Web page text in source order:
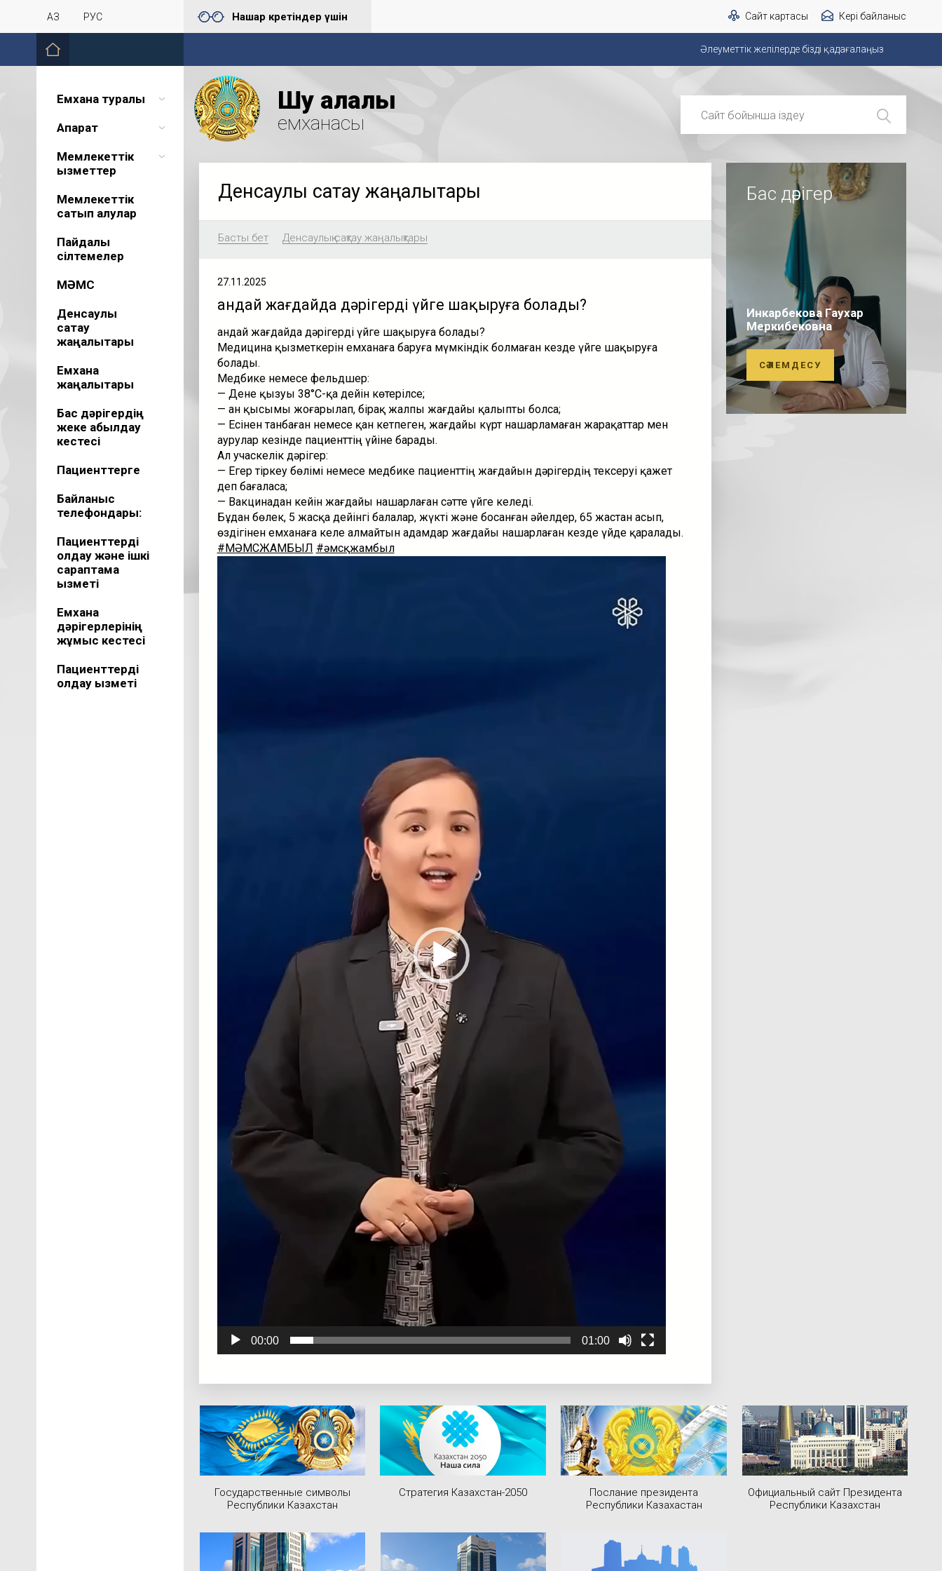
ҚАЗ РУС Нашар көретіндер үшін Сайт картасы Кері байланыс
Әлеуметтік желілерде бізді қадағалаңыз
Емхана туралы
Ақпарат
Мемлекеттік
қызметтер
Мемлекеттік
сатып алулар
Пайдалы
сілтемелер
МӘМС
Денсаулық
сақтау
жаңалықтары
Емхана
жаңалықтары
Бас дәрігердің
жеке қабылдау
кестесі
Пациенттерге
Байланыс
телефондары:
Пациенттерді
қолдау және ішкі
сараптама
қызметі
Емхана
дәрігерлерінің
жұмыс кестесі
Пациенттерді
қолдау қызметі
Шу қалалық
емханасы
Денсаулық сақтау жаңалықтары
Басты бет Денсаулық сақтау жаңалықтары
27.11.2025
Қандай жағдайда дәрігерді үйге шақыруға болады?
Қандай жағдайда дәрігерді үйге шақыруға болады?
Медицина қызметкерін емханаға баруға мүмкіндік болмаған кезде үйге шақыруға
болады.
Медбике немесе фельдшер:
— Дене қызуы 38°С-қа дейін көтерілсе;
— Қан қысымы жоғарылап, бірақ жалпы жағдайы қалыпты болса;
— Есінен танбаған немесе қан кетпеген, жағдайы күрт нашарламаған жарақаттар мен
аурулар кезінде пациенттің үйіне барады.
Ал учаскелік дәрігер:
— Егер тіркеу бөлімі немесе медбике пациенттің жағдайын дәрігердің тексеруі қажет
деп бағаласа;
— Вакцинадан кейін жағдайы нашарлаған сәтте үйге келеді.
Бұдан бөлек, 5 жасқа дейінгі балалар, жүкті және босанған әйелдер, 65 жастан асып,
өздігінен емханаға келе алмайтын адамдар жағдайы нашарлаған кезде үйде қаралады.
#МӘМСЖАМБЫЛ #әмсқжамбыл
00:00 01:00
Бас дәрігер
Инкарбекова Гаухар
Меркибековна
СӘЛЕМДЕСУ
Государственные символы
Республики Казахстан
Стратегия Казахстан-2050
Послание президента
Республики Казахастан
Официальный сайт Президента
Республики Казахстан